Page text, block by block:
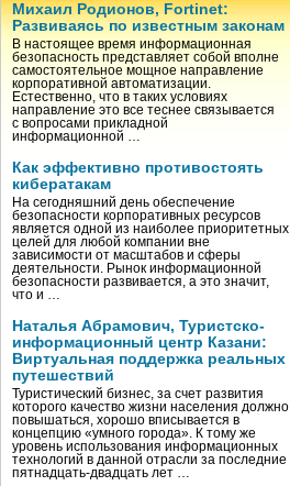
Михаил Родионов, Fortinet:
Развиваясь по известным законам
В настоящее время информационная
безопасность представляет собой вполне
самостоятельное мощное направление
корпоративной автоматизации.
Естественно, что в таких условиях
направление это все теснее связывается
с вопросами прикладной
информационной …
Как эффективно противостоять
кибератакам
На сегодняшний день обеспечение
безопасности корпоративных ресурсов
является одной из наиболее приоритетных
целей для любой компании вне
зависимости от масштабов и сферы
деятельности. Рынок информационной
безопасности развивается, а это значит,
что и …
Наталья Абрамович, Туристско-
информационный центр Казани:
Виртуальная поддержка реальных
путешествий
Туристический бизнес, за счет развития
которого качество жизни населения должно
повышаться, хорошо вписывается в
концепцию «умного города». К тому же
уровень использования информационных
технологий в данной отрасли за последние
пятнадцать-двадцать лет …